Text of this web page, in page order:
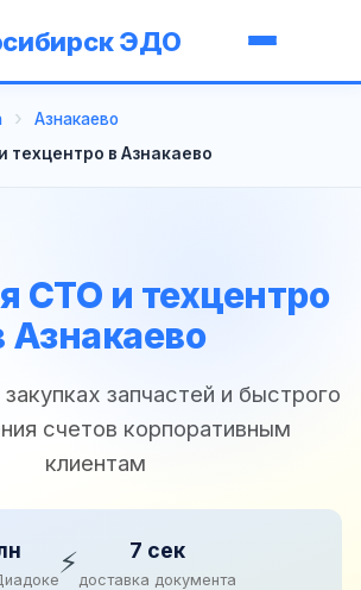
ЭДО
Азнакаево
в Азнакаево
СТО и техцентро
Азнакаево
запчастей и быстрого
счетов корпоративным
клиентам
⚡ 7 сек
доставка документа